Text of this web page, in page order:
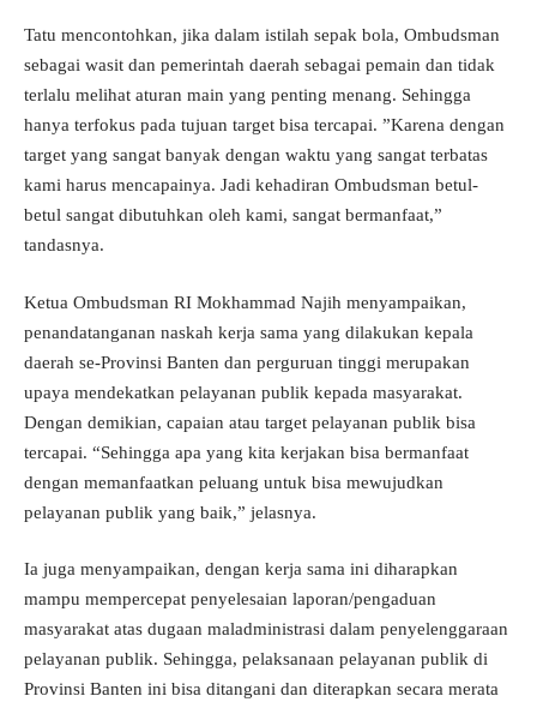
Tatu mencontohkan, jika dalam istilah sepak bola, Ombudsman
sebagai wasit dan pemerintah daerah sebagai pemain dan tidak
terlalu melihat aturan main yang penting menang. Sehingga
hanya terfokus pada tujuan target bisa tercapai. ”Karena dengan
target yang sangat banyak dengan waktu yang sangat terbatas
kami harus mencapainya. Jadi kehadiran Ombudsman betul-
betul sangat dibutuhkan oleh kami, sangat bermanfaat,”
tandasnya.
Ketua Ombudsman RI Mokhammad Najih menyampaikan,
penandatanganan naskah kerja sama yang dilakukan kepala
daerah se-Provinsi Banten dan perguruan tinggi merupakan
upaya mendekatkan pelayanan publik kepada masyarakat.
Dengan demikian, capaian atau target pelayanan publik bisa
tercapai. “Sehingga apa yang kita kerjakan bisa bermanfaat
dengan memanfaatkan peluang untuk bisa mewujudkan
pelayanan publik yang baik,” jelasnya.
Ia juga menyampaikan, dengan kerja sama ini diharapkan
mampu mempercepat penyelesaian laporan/pengaduan
masyarakat atas dugaan maladministrasi dalam penyelenggaraan
pelayanan publik. Sehingga, pelaksanaan pelayanan publik di
Provinsi Banten ini bisa ditangani dan diterapkan secara merata